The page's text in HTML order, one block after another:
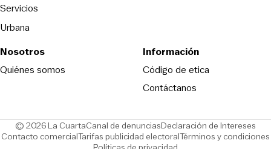
Servicios
Urbana
Nosotros
Quiénes somos
Información
Código de eticaOpens in new
Contáctanos
© 2026 La CuartaCanal de denunciasOpens in new window
Declaración de Intereses
Contacto comercialOpens in new window
Tarifas publicidad electoralOpens in new window
Términos y condiciones